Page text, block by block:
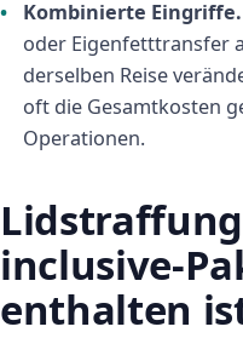
Kombinierte Eingriffe.
oder Eigenfetttransfer
derselben Reise
oft die Gesamtkosten
Operationen.
inclusive-
enthalten